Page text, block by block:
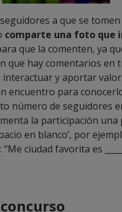
a que se
comparte una foto que
que la comenten, ya
que hay comentarios en
interactuar y aportar
encuentro para
número de seguidores
la participación una
en blanco’, por
ciudad favorita es